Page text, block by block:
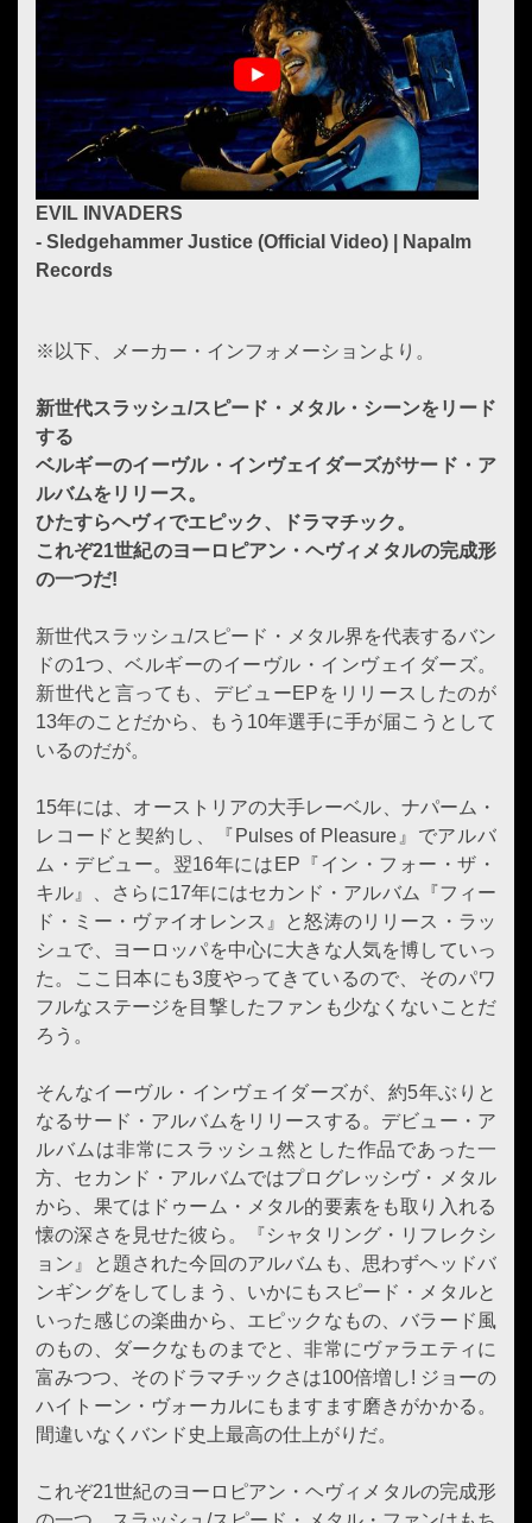
EVIL INVADERS
- Sledgehammer Justice (Official Video) | Napalm
Records
※以下、メーカー・インフォメーションより。
新世代スラッシュ/スピード・メタル・シーンをリード
する
ベルギーのイーヴル・インヴェイダーズがサード・ア
ルバムをリリース。
ひたすらヘヴィでエピック、ドラマチック。
これぞ21世紀のヨーロピアン・ヘヴィメタルの完成形
の一つだ!
新世代スラッシュ/スピード・メタル界を代表するバン
ドの1つ、ベルギーのイーヴル・インヴェイダーズ。
新世代と言っても、デビューEPをリリースしたのが
13年のことだから、もう10年選手に手が届こうとして
いるのだが。
15年には、オーストリアの大手レーベル、ナパーム・
レコードと契約し、『Pulses of Pleasure』でアルバ
ム・デビュー。翌16年にはEP『イン・フォー・ザ・
キル』、さらに17年にはセカンド・アルバム『フィー
ド・ミー・ヴァイオレンス』と怒涛のリリース・ラッ
シュで、ヨーロッパを中心に大きな人気を博していっ
た。ここ日本にも3度やってきているので、そのパワ
フルなステージを目撃したファンも少なくないことだ
ろう。
そんなイーヴル・インヴェイダーズが、約5年ぶりと
なるサード・アルバムをリリースする。デビュー・ア
ルバムは非常にスラッシュ然とした作品であった一
方、セカンド・アルバムではプログレッシヴ・メタル
から、果てはドゥーム・メタル的要素をも取り入れる
懐の深さを見せた彼ら。『シャタリング・リフレクシ
ョン』と題された今回のアルバムも、思わずヘッドバ
ンギングをしてしまう、いかにもスピード・メタルと
いった感じの楽曲から、エピックなもの、バラード風
のもの、ダークなものまでと、非常にヴァラエティに
富みつつ、そのドラマチックさは100倍増し! ジョーの
ハイトーン・ヴォーカルにもますます磨きがかかる。
間違いなくバンド史上最高の仕上がりだ。
これぞ21世紀のヨーロピアン・ヘヴィメタルの完成形